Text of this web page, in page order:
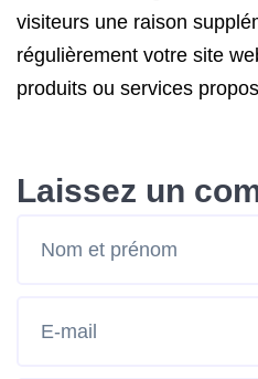
visiteurs une raison
régulièrement votre site
produits ou services
Laissez un